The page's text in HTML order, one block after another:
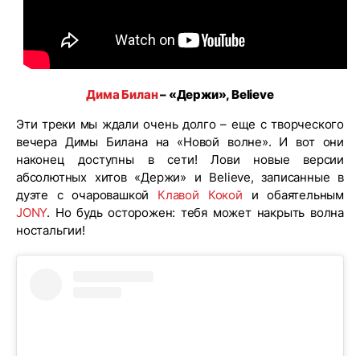
Дима Билан– «Держи», Believe
Эти треки мы ждали очень долго – еще с творческого
вечера Димы Билана на «Новой волне». И вот они
наконец доступны в сети! Лови новые версии
абсолютных хитов «Держи» и Believe, записанные в
дуэте с очаровашкой Клавой Кокой и обаятельным
JONY. Но будь осторожен: тебя может накрыть волна
ностальгии!